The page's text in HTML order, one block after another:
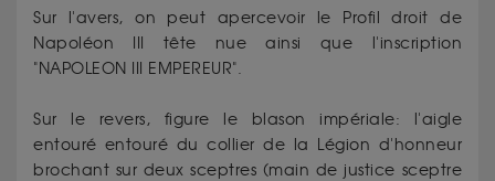
Sur l'avers, on peut apercevoir le Profil droit de
Napoléon III tête nue ainsi que l'inscription
"NAPOLEON III EMPEREUR".
Sur le revers, figure le blason impériale: l'aigle
entouré entouré du collier de la Légion d'honneur
brochant sur deux sceptres (main de justice sceptre